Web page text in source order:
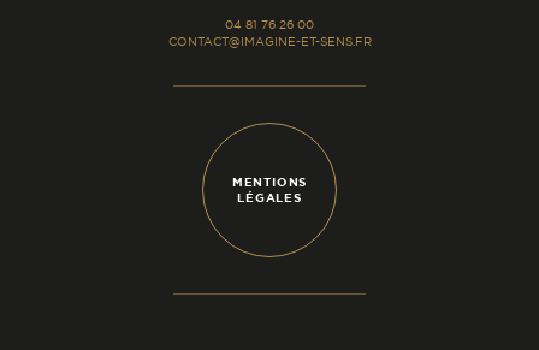
04 81 76 26 00
CONTACT@IMAGINE-ET-SENS.FR
MENTIONS
LÉGALES